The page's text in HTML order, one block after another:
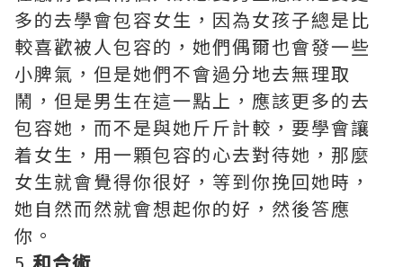
多的去學會包容女生，因為女孩子總是比
較喜歡被人包容的，她們偶爾也會發一些
小脾氣，但是她們不會過分地去無理取
鬧，但是男生在這一點上，應該更多的去
包容她，而不是與她斤斤計較，要學會讓
着女生，用一顆包容的心去對待她，那麼
女生就會覺得你很好，等到你挽回她時，
她自然而然就會想起你的好，然後答應
你。